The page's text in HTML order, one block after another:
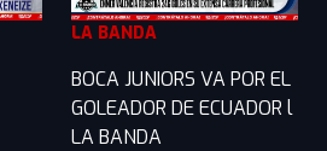
LA BANDA
BOCA JUNIORS VA POR EL
GOLEADOR DE ECUADOR l
LA BANDA